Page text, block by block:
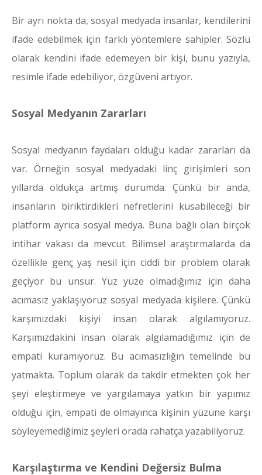
Bir ayrı nokta da, sosyal medyada insanlar, kendilerini
ifade edebilmek için farklı yöntemlere sahipler. Sözlü
olarak kendini ifade edemeyen bir kişi, bunu yazıyla,
resimle ifade edebiliyor, özgüveni artıyor.
Sosyal Medyanın Zararları
Sosyal medyanın faydaları olduğu kadar zararları da
var. Örneğin sosyal medyadaki linç girişimleri son
yıllarda oldukça artmış durumda. Çünkü bir anda,
insanların biriktirdikleri nefretlerini kusabileceği bir
platform ayrıca sosyal medya. Buna bağlı olan birçok
intihar vakası da mevcut. Bilimsel araştırmalarda da
özellikle genç yaş nesil için ciddi bir problem olarak
geçiyor bu unsur. Yüz yüze olmadığımız için daha
acımasız yaklaşıyoruz sosyal medyada kişilere. Çünkü
karşımızdaki kişiyi insan olarak algılamıyoruz.
Karşımızdakini insan olarak algılamadığımız için de
empati kuramıyoruz. Bu acımasızlığın temelinde bu
yatmakta. Toplum olarak da takdir etmekten çok her
şeyi eleştirmeye ve yargılamaya yatkın bir yapımız
olduğu için, empati de olmayınca kişinin yüzüne karşı
söyleyemediğimiz şeyleri orada rahatça yazabiliyoruz.
Karşılaştırma ve Kendini Değersiz Bulma